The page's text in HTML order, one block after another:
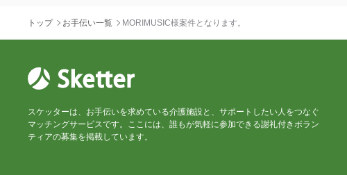
トップ お手伝い一覧 MORIMUSIC様案件となります。
スケッターは、お手伝いを求めている介護施設と、サポートしたい人をつなぐ
マッチングサービスです。ここには、誰もが気軽に参加できる謝礼付きボラン
ティアの募集を掲載しています。